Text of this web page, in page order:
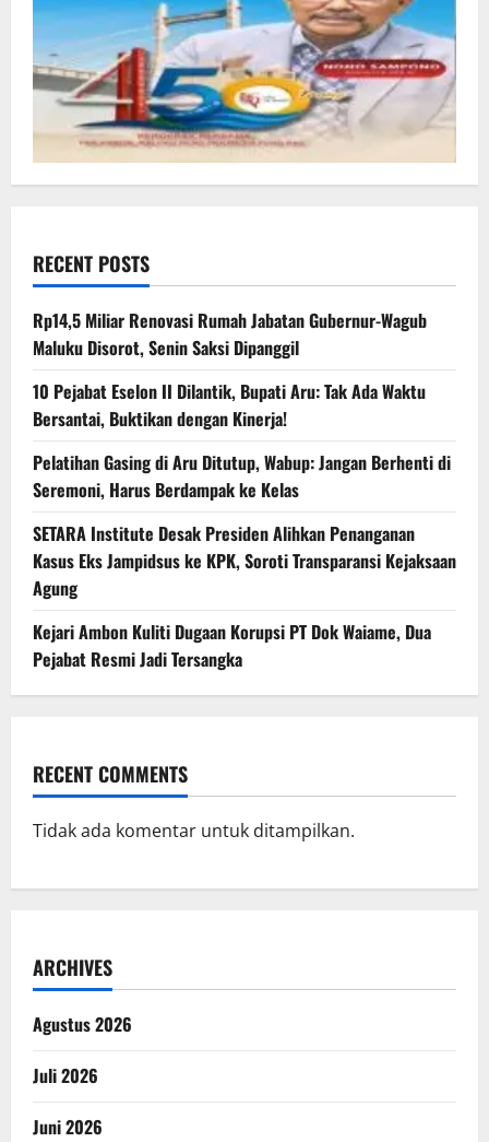
RECENT POSTS
Rp14,5 Miliar Renovasi Rumah Jabatan Gubernur-Wagub
Maluku Disorot, Senin Saksi Dipanggil
10 Pejabat Eselon II Dilantik, Bupati Aru: Tak Ada Waktu
Bersantai, Buktikan dengan Kinerja!
Pelatihan Gasing di Aru Ditutup, Wabup: Jangan Berhenti di
Seremoni, Harus Berdampak ke Kelas
SETARA Institute Desak Presiden Alihkan Penanganan
Kasus Eks Jampidsus ke KPK, Soroti Transparansi Kejaksaan
Agung
Kejari Ambon Kuliti Dugaan Korupsi PT Dok Waiame, Dua
Pejabat Resmi Jadi Tersangka
RECENT COMMENTS
Tidak ada komentar untuk ditampilkan.
ARCHIVES
Agustus 2026
Juli 2026
Juni 2026